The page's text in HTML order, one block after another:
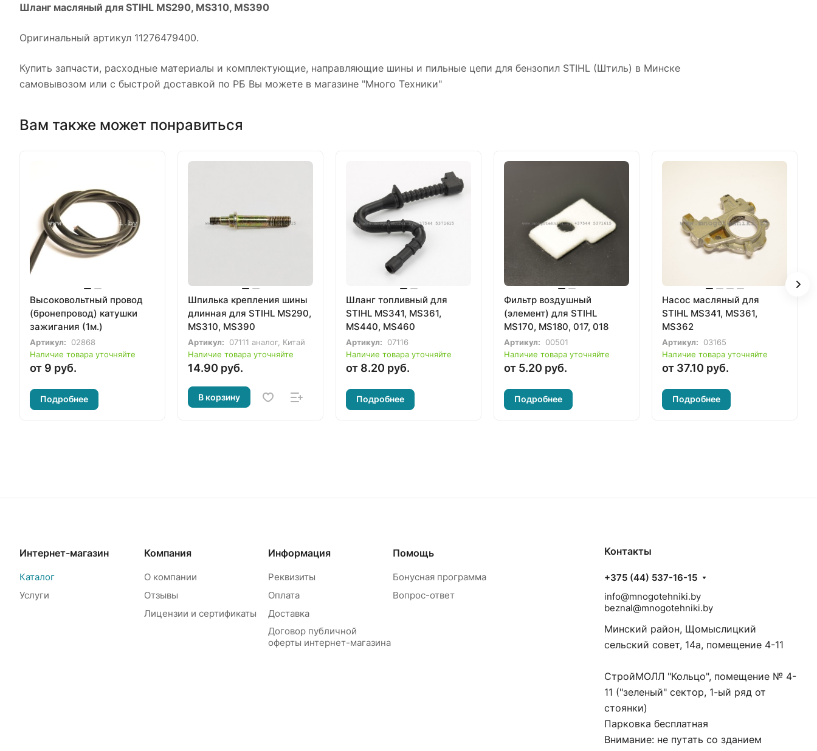
Шланг масляный для STIHL MS290, MS310, MS390
Оригинальный артикул 11276479400.
Купить запчасти, расходные материалы и комплектующие, направляющие шины и пильные цепи для бензопил STIHL (Штиль) в Минске
самовывозом или с быстрой доставкой по РБ Вы можете в магазине "Много Техники"
Вам также может понравиться
Высоковольтный провод
(бронепровод) катушки
зажигания (1м.)
Артикул:
02868
Наличие товара уточняйте
от 9 руб.
Подробнее
Шпилька крепления шины
длинная для STIHL MS290,
MS310, MS390
Артикул:
07111 аналог, Китай
Наличие товара уточняйте
14.90 руб.
В корзину
Шланг топливный для
STIHL MS341, MS361,
MS440, MS460
Артикул:
07116
Наличие товара уточняйте
от 8.20 руб.
Подробнее
Фильтр воздушный
(элемент) для STIHL
MS170, MS180, 017, 018
Артикул:
00501
Наличие товара уточняйте
от 5.20 руб.
Подробнее
Насос масляный для
STIHL MS341, MS361,
MS362
Артикул:
03165
Наличие товара уточняйте
от 37.10 руб.
Подробнее
Интернет-магазин
Каталог
Услуги
Компания
О компании
Отзывы
Лицензии и сертификаты
Информация
Реквизиты
Оплата
Доставка
Договор публичной
оферты интернет-магазина
Помощь
Бонусная программа
Вопрос-ответ
Контакты
+375 (44) 537-16-15
info@mnogotehniki.by
beznal@mnogotehniki.by
Минский район, Щомыслицкий
сельский совет, 14а, помещение 4-11
СтройМОЛЛ "Кольцо", помещение № 4-
11 ("зеленый" сектор, 1-ый ряд от
стоянки)
Парковка бесплатная
Внимание: не путать со зданием